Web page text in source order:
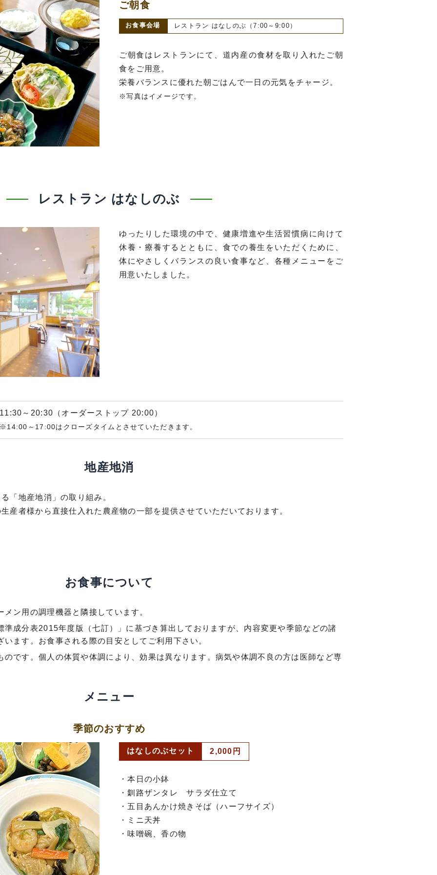
ご朝食
お食事会場 レストラン はなしのぶ（7:00～9:00）
ご朝食はレストランにて、道内産の食材を取り入れたご朝
食をご用意。
栄養バランスに優れた朝ごはんで一日の元気をチャージ。
※写真はイメージです。
レストラン はなしのぶ
ゆったりした環境の中で、健康増進や生活習慣病に向けて
休養・療養するとともに、食での養生をいただくために、
体にやさしくバランスの良い食事など、各種メニューをご
用意いたしました。
11:30～20:30（オーダーストップ 20:00）
※14:00～17:00はクローズタイムとさせていただきます。
地産地消
「地産地消」の取り組み。
産者様から直接仕入れた農産物の一部を提供させていただいております。
お食事について
ン用の調理機器と隣接しています。
準成分表2015年度版（七訂）」に基づき算出しておりますが、内容変更や季節などの諸
ます。お食事される際の目安としてご利用下さい。
のです。個人の体質や体調により、効果は異なります。病気や体調不良の方は医師など専
メニュー
季節のおすすめ
はなしのぶセット 2,000円
・本日の小鉢
・釧路ザンタレ サラダ仕立て
・五目あんかけ焼きそば（ハーフサイズ）
・ミニ天丼
・味噌碗、香の物